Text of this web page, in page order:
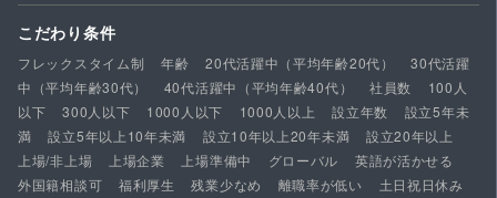
こだわり条件
フレックスタイム制 年齢 20代活躍中（平均年齢20代）
30代活躍
中（平均年齢30代）
40代活躍中（平均年齢40代） 社員数
100人
以下
300人以下 1000人以下 1000人以上 設立年数
設立5年未
満
設立5年以上10年未満 設立10年以上20年未満
設立20年以上
上場/非上場
上場企業 上場準備中 グローバル
英語が活かせる
外国籍相談可
福利厚生 残業少なめ 離職率が低い
土日祝日休み